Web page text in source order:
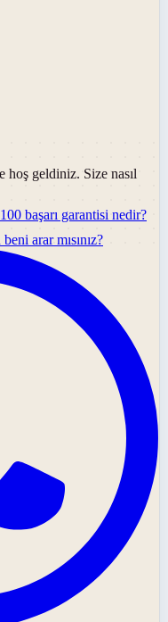
hoş geldiniz. Size nasıl
başarı garantisi nedir?
arar mısınız?